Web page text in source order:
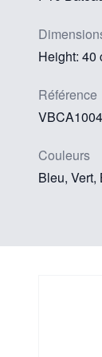
Height: 40
Référence
Couleurs
Bleu, Vert,